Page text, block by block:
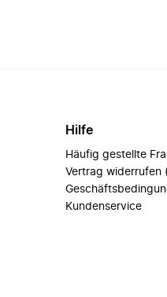
Hilfe
Häufig gestellte
Vertrag widerrufen
Kundenservice